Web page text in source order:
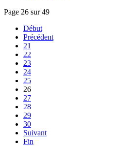
Page 26 sur 49
Début
Précédent
21
22
23
24
25
26
27
28
29
30
Suivant
Fin